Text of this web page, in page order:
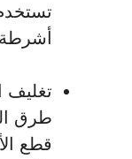
أشرطة
تغليف
طرق
قطع